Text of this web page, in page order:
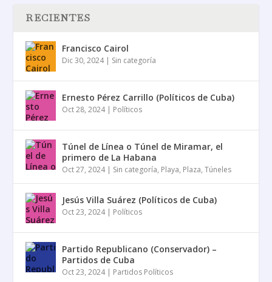
RECIENTES
Francisco Cairol
Dic 30, 2024| Sin categoría
Ernesto Pérez Carrillo (Políticos de Cuba)
Oct 28, 2024| Políticos
Túnel de Línea o Túnel de Miramar, el
primero de La Habana
Oct 27, 2024| Sin categoría, Playa, Plaza,Túneles
Jesús Villa Suárez (Políticos de Cuba)
Oct 23, 2024| Políticos
Partido Republicano (Conservador) –
Partidos de Cuba
Oct 23, 2024| Partidos Políticos